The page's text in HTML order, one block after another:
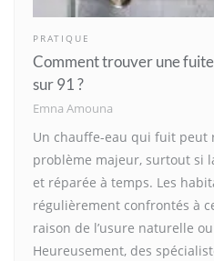
PRATIQUE
Comment trouver une
sur 91 ?
Emna Amouna
Un chauffe-eau qui fuit peut
problème majeur, surtout si
et réparée à temps. Les
régulièrement confrontés à
raison de l’usure naturelle
Heureusement, des